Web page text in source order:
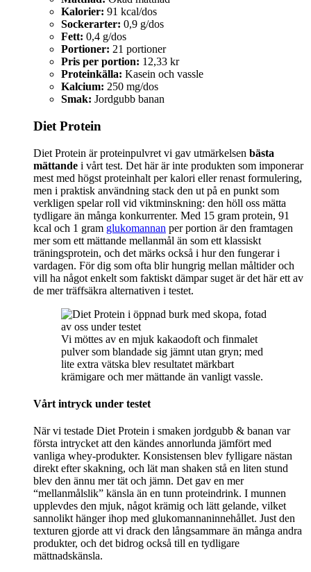
Kalorier: 91 kcal/dos
Sockerarter: 0,9 g/dos
Fett: 0,4 g/dos
Portioner: 21 portioner
Pris per portion: 12,33 kr
Proteinkälla: Kasein och vassle
Kalcium: 250 mg/dos
Smak: Jordgubb banan
Diet Protein
Diet Protein är proteinpulvret vi gav utmärkelsen bästa
mättande i vårt test. Det här är inte produkten som imponerar
mest med högst proteinhalt per kalori eller renast formulering,
men i praktisk användning stack den ut på en punkt som
verkligen spelar roll vid viktminskning: den höll oss mätta
tydligare än många konkurrenter. Med 15 gram protein, 91
kcal och 1 gram glukomannan per portion är den framtagen
mer som ett mättande mellanmål än som ett klassiskt
träningsprotein, och det märks också i hur den fungerar i
vardagen. För dig som ofta blir hungrig mellan måltider och
vill ha något enkelt som faktiskt dämpar suget är det här ett av
de mer träffsäkra alternativen i testet.
Vi möttes av en mjuk kakaodoft och finmalet
pulver som blandade sig jämnt utan gryn; med
lite extra vätska blev resultatet märkbart
krämigare och mer mättande än vanligt vassle.
Vårt intryck under testet
När vi testade Diet Protein i smaken jordgubb & banan var
första intrycket att den kändes annorlunda jämfört med
vanliga whey-produkter. Konsistensen blev fylligare nästan
direkt efter skakning, och lät man shaken stå en liten stund
blev den ännu mer tät och jämn. Det gav en mer
“mellanmålslik” känsla än en tunn proteindrink. I munnen
upplevdes den mjuk, något krämig och lätt gelande, vilket
sannolikt hänger ihop med glukomannaninnehållet. Just den
texturen gjorde att vi drack den långsammare än många andra
produkter, och det bidrog också till en tydligare
mättnadskänsla.